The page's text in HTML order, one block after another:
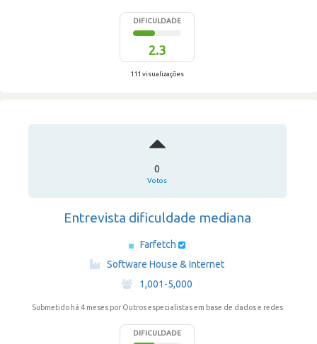
DIFICULDADE
2.3
111 visualizações
0
Votos
Entrevista dificuldade mediana
Farfetch
Software House & Internet
·
1,001-5,000
Submetido há 4 meses por Outros especialistas em base de dados e redes
DIFICULDADE